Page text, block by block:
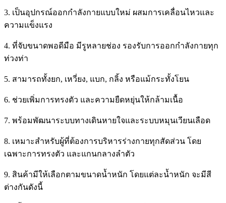
3. เป็นอุปกรณ์ออกกำลังกายแบบใหม่ ผสมการเคลื่อนไหวและ
ความแข็งแรง
4. ที่จับขนาดพอดีมือ มีรูหลายช่อง รองรับการออกกำลังกายทุก
ท่วงท่า
5. สามารถทั้งยก, เหวี่ยง, แบก, กลิ้ง หรือแม้กระทั้งโยน
6. ช่วยเพิ่มการทรงตัว และความยืดหยุ่นให้กล้ามเนื้อ
7. พร้อมพัฒนาระบบทางเดินหายใจและระบบหมุนเวียนเลือด
8. เหมาะสำหรับผู้ที่ต้องการบริหารร่างกายทุกสัดส่วน โดย
เฉพาะการทรงตัว และแกนกลางลำตัว
9. สินค้ามีให้เลือกตามขนาดน้ำหนัก โดยแต่ละน้ำหนัก จะมีสี
ต่างกันดังนี้